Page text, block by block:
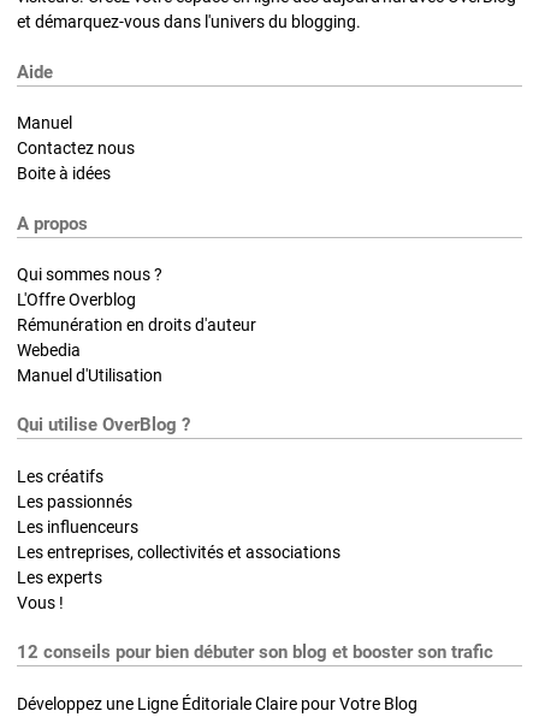
et démarquez-vous dans l'univers du blogging.
Aide
Manuel
Contactez nous
Boite à idées
A propos
Qui sommes nous ?
L'Offre Overblog
Rémunération en droits d'auteur
Webedia
Manuel d'Utilisation
Qui utilise OverBlog ?
Les créatifs
Les passionnés
Les influenceurs
Les entreprises, collectivités et associations
Les experts
Vous !
12 conseils pour bien débuter son blog et booster son trafic
Développez une Ligne Éditoriale Claire pour Votre Blog